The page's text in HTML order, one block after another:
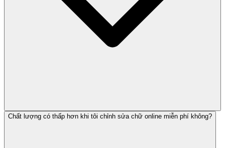
Chất lượng có thấp hơn khi tôi chỉnh sửa chữ online miễn phí không?